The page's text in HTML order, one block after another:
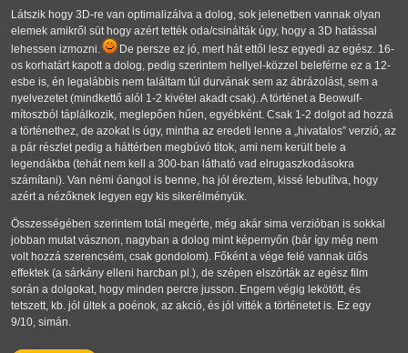
Látszik hogy 3D-re van optimalizálva a dolog, sok jelenetben vannak olyan
elemek amikről süt hogy azért tették oda/csinálták úgy, hogy a 3D hatással
lehessen izmozni.
De persze ez jó, mert hát ettől lesz egyedi az egész. 16-
os korhatárt kapott a dolog, pedig szerintem hellyel-közzel beleférne ez a 12-
esbe is, én legalábbis nem találtam túl durvának sem az ábrázolást, sem a
nyelvezetet (mindkettő alól 1-2 kivétel akadt csak). A történet a Beowulf-
mítoszból táplálkozik, meglepően hűen, egyébként. Csak 1-2 dolgot ad hozzá
a történethez, de azokat is úgy, mintha az eredeti lenne a hivatalos verzió, az
a pár részlet pedig a háttérben megbúvó titok, ami nem került bele a
legendákba (tehát nem kell a 300-ban látható vad elrugaszkodásokra
számítani). Van némi óangol is benne, ha jól éreztem, kissé lebutítva, hogy
azért a nézőknek legyen egy kis sikerélményük.
Összességében szerintem totál megérte, még akár sima verzióban is sokkal
jobban mutat vásznon, nagyban a dolog mint képernyőn (bár így még nem
volt hozzá szerencsém, csak gondolom). Főként a vége felé vannak ütős
effektek (a sárkány elleni harcban pl.), de szépen elszórták az egész film
során a dolgokat, hogy minden percre jusson. Engem végig lekötött, és
tetszett, kb. jól ültek a poénok, az akció, és jól vitték a történetet is. Ez egy
9/10, simán.